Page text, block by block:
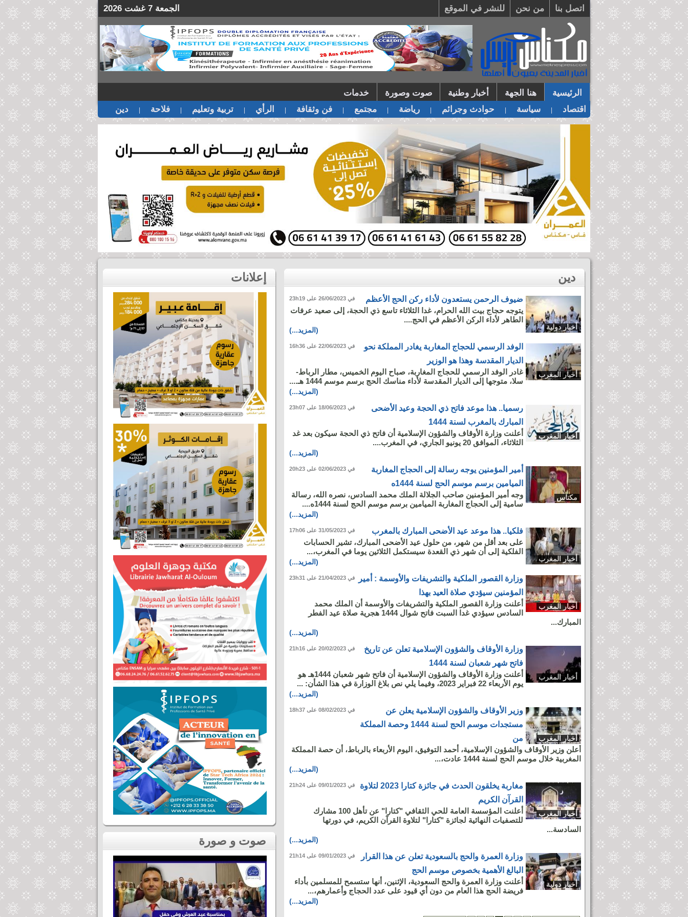
اتصل بنا من نحن للنشر في الموقع الجمعة 7 غشت 2026
الرئيسية
اقتصاد
سياسة حوادث وجرائم رياضة مجتمع فن وثقافة الرأي تربية وتعليم فلاحة دين
هنا الجهة أخبار وطنية صوت وصورة خدمات
أخبار دولية
ضيوف الرحمن يستعدون لأداء ركن الحج الأعظم
يتوجه حجاج بيت الله الحرام، غدا الثلاثاء تاسع ذي الحجة، إلى صعيد عرفات
الطاهر لأداء الركن الأعظم في الحج....
(المزيد...)
في 26/06/2023 على 23h19
أخبار المغرب
الوفد الرسمي للحجاج المغاربة يغادر المملكة نحو
الديار المقدسة وهذا هو الوزير
غادر الوفد الرسمي للحجاج المغاربة، صباح اليوم الخميس، مطار الرباط-
سلا، متوجها إلى الديار المقدسة لأداء مناسك الحج برسم موسم 1444 هـ....
(المزيد...)
في 22/06/2023 على 16h36
أخبار المغرب
رسميا.. هذا موعد فاتح ذي الحجة وعيد الأضحى
المبارك بالمغرب لسنة 1444
أعلنت وزارة الأوقاف والشؤون الإسلامية أن فاتح ذي الحجة سيكون بعد غد
الثلاثاء، الموافق 20 يونيو الجاري، في المغرب....
(المزيد...)
في 18/06/2023 على 23h07
مكناس
أمير المؤمنين يوجه رسالة إلى الحجاج المغاربة
الميامين برسم موسم الحج لسنة 1444ه
وجه أمير المؤمنين صاحب الجلالة الملك محمد السادس، نصره الله، رسالة
سامية إلى الحجاج المغاربة الميامين برسم موسم الحج لسنة 1444ه....
(المزيد...)
في 02/06/2023 على 20h23
أخبار المغرب
فلكيا.. هذا موعد عيد الأضحى المبارك بالمغرب
على بعد أقل من شهر، من حلول عيد الأضحى المبارك، تشير الحسابات
الفلكية إلى أن شهر ذي القعدة سيستكمل الثلاثين يوما في المغرب،...
(المزيد...)
في 31/05/2023 على 17h06
أخبار المغرب
وزارة القصور الملكية والتشريفات والأوسمة : أمير
المؤمنين سيؤدي صلاة العيد بهذا
أعلنت وزارة القصور الملكية والتشريفات والأوسمة أن الملك محمد
السادس سيؤدي غدا السبت فاتح شوال 1444 هجرية صلاة عيد الفطر
المبارك...
(المزيد...)
في 21/04/2023 على 23h31
أخبار المغرب
وزارة الأوقاف والشؤون الإسلامية تعلن عن تاريخ
فاتح شهر شعبان لسنة 1444
أعلنت وزارة الأوقاف والشؤون الإسلامية أن فاتح شهر شعبان 1444هـ هو
يوم الأربعاء 22 فبراير 2023، وفيما يلي نص بلاغ الوزارة في هذا الشأن: ...
(المزيد...)
في 20/02/2023 على 21h16
أخبار المغرب
وزير الأوقاف والشؤون الإسلامية يعلن عن
مستجدات موسم الحج لسنة 1444 وحصة المملكة
من
أعلن وزير الأوقاف والشؤون الإسلامية، أحمد التوفيق، اليوم الأربعاء بالرباط، أن حصة المملكة
المغربية خلال موسم الحج لسنة 1444 عادت،...
(المزيد...)
في 08/02/2023 على 18h37
أخبار المغرب
مغاربة يخلقون الحدث في جائزة كتارا 2023 لتلاوة
القرآن الكريم
أعلنت المؤسسة العامة للحي الثقافي "كتارا" عن تأهل 100 مشارك
للتصفيات النهائية لجائزة "كتارا" لتلاوة القرآن الكريم، في دورتها
السادسة...
(المزيد...)
في 09/01/2023 على 21h24
أخبار دولية
وزارة العمرة والحج بالسعودية تعلن عن هذا القرار
البالغ الأهمية بخصوص موسم الحج
أعلنت وزارة العمرة والحج السعودية، الإثنين، أنها ستسمح للمسلمين بأداء
فريضة الحج هذا العام من دون أي قيود على عدد الحجاج وأعمارهم،...
(المزيد...)
في 09/01/2023 على 21h14